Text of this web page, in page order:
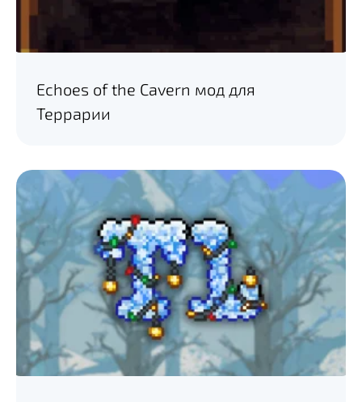
Echoes of the Cavern мод для
Террарии